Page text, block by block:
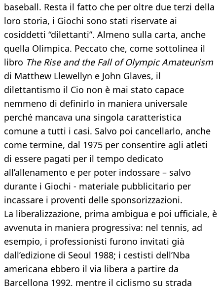
baseball. Resta il fatto che per oltre due terzi della
loro storia, i Giochi sono stati riservate ai
cosiddetti “dilettanti”. Almeno sulla carta, anche
quella Olimpica. Peccato che, come sottolinea il
libro The Rise and the Fall of Olympic Amateurism
di Matthew Llewellyn e John Glaves, il
dilettantismo il Cio non è mai stato capace
nemmeno di definirlo in maniera universale
perché mancava una singola caratteristica
comune a tutti i casi. Salvo poi cancellarlo, anche
come termine, dal 1975 per consentire agli atleti
di essere pagati per il tempo dedicato
all’allenamento e per poter indossare – salvo
durante i Giochi - materiale pubblicitario per
incassare i proventi delle sponsorizzazioni.
La liberalizzazione, prima ambigua e poi ufficiale, è
avvenuta in maniera progressiva: nel tennis, ad
esempio, i professionisti furono invitati già
dall’edizione di Seoul 1988; i cestisti dell’Nba
americana ebbero il via libera a partire da
Barcellona 1992, mentre il ciclismo su strada